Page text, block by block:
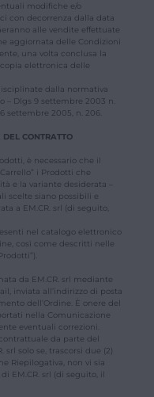
modifiche e/o
con decorrenza dalla data
alle vendite effettuate
aggiornata delle Condizioni
una volta conclusa la
elettronica delle
dalla normativa
Dlgs 9 settembre 2003 n.
settembre 2005, n. 206.
DEL CONTRATTO
è necessario che il
i Prodotti che
e la variante desiderata –
scelte siano possibili e
a EM.CR. srl (di seguito,
nel catalogo elettronico
così come descritti nelle
da EM.CR. srl mediante
inviata all’indirizzo di posta
dell’Ordine. È onere del
nella Comunicazione
eventuali correzioni.
da parte del
srl solo se, trascorsi due (2)
Riepilogativa, non vi sia
EM.CR. srl (di seguito, il